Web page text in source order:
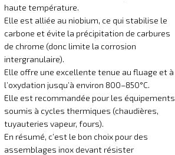
haute température.
Elle est alliée au niobium, ce qui stabilise le
carbone et évite la précipitation de carbures
de chrome (donc limite la corrosion
intergranulaire).
Elle offre une excellente tenue au fluage et à
l’oxydation jusqu’à environ 800–850°C.
Elle est recommandée pour les équipements
soumis à cycles thermiques (chaudières,
tuyauteries vapeur, fours).
En résumé, c’est le bon choix pour des
assemblages inox devant résister